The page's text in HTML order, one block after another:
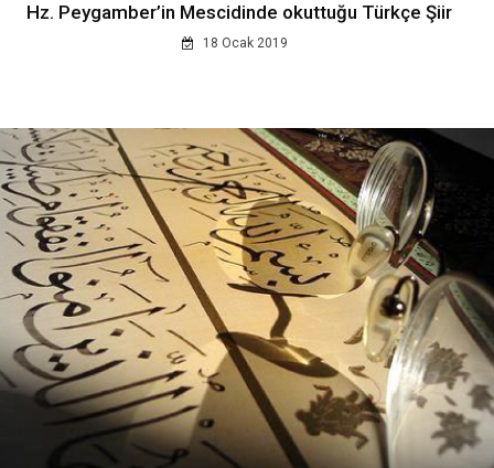
Hz. Peygamber’in Mescidinde okuttuğu Türkçe Şiir
18 Ocak 2019